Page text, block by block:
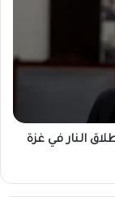
النار في غزة